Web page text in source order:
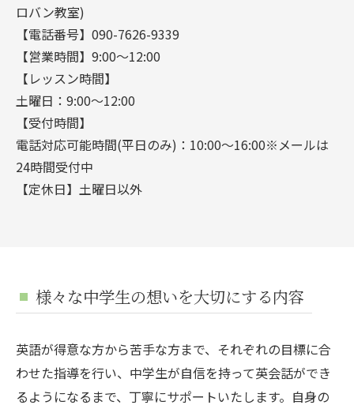
ロバン教室)
【電話番号】090-7626-9339
【営業時間】9:00～12:00
【レッスン時間】
土曜日：9:00～12:00
【受付時間】
電話対応可能時間(平日のみ)：10:00～16:00※メールは
24時間受付中
【定休日】土曜日以外
様々な中学生の想いを大切にする内容
英語が得意な方から苦手な方まで、それぞれの目標に合
わせた指導を行い、中学生が自信を持って英会話ができ
るようになるまで、丁寧にサポートいたします。自身の